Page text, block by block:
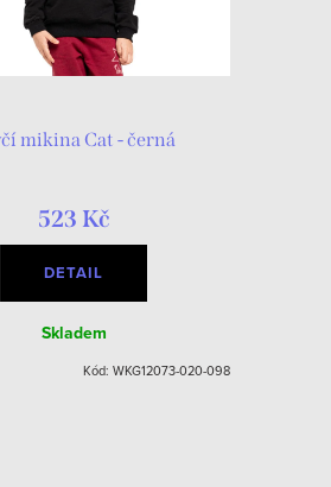
mikina Cat - černá
523 Kč
DETAIL
Skladem
Kód: WKG12073-020-098